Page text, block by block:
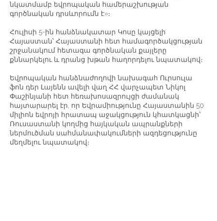
նկատմամբ եվրոպական համերաշխության
գործնական դրսևորումն է»։
Հուլիսի 5-ին հանձնակատար Կոսը կայցելի
Հայաստան՝ Հայաստանի հետ համագործակցության
շրջանակում հետագա գործնական քայլերը
քննարկելու և դրանց խթան հաղորդելու նպատակով։
Եվրոպական հանձնաժողովի նախագահ Ուրսուլա
ֆոն դեր Լայենն ավելի վաղ ՀՀ վարչապետ Նիկոլ
Փաշինյանի հետ հեռախոսազրույցի ժամանակ
հայտարարել էր, որ Եվրամիությունը Հայաստանին 50
միլիոն եվրոյի հրատապ աջակցություն կհատկացնի՝
Ռուսաստանի կողմից հայկական ապրանքների
ներմուծման սահմանափակումների ազդեցությունը
մեղմելու նպատակով։